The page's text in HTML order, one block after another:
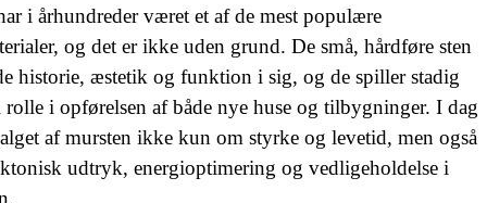
i århundreder været et af de mest populære
og det er ikke uden grund. De små, hårdføre sten
historie, æstetik og funktion i sig, og de spiller stadig
rolle i opførelsen af både nye huse og tilbygninger. I dag
af mursten ikke kun om styrke og levetid, men også
udtryk, energioptimering og vedligeholdelse i